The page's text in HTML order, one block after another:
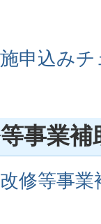
申込み
事業
修等事